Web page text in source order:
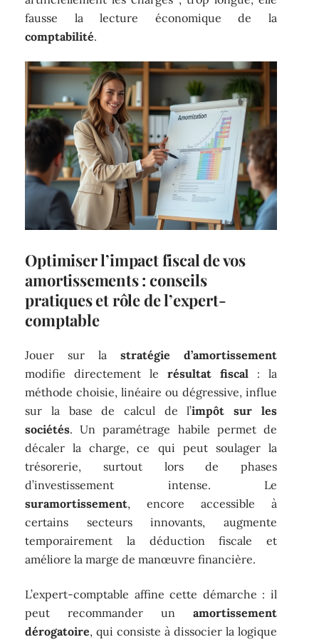
fausse la lecture économique de la
comptabilité.
Optimiser l’impact fiscal de vos
amortissements : conseils
pratiques et rôle de l’expert-
comptable
Jouer sur la stratégie d’amortissement
modifie directement le résultat fiscal: la
méthode choisie, linéaire ou dégressive, influe
sur la base de calcul de l’impôt sur les
sociétés. Un paramétrage habile permet de
décaler la charge, ce qui peut soulager la
trésorerie, surtout lors de phases
d’investissement intense. Le
suramortissement, encore accessible à
certains secteurs innovants, augmente
temporairement la déduction fiscale et
améliore la marge de manœuvre financière.
L’expert-comptable affine cette démarche : il
peut recommander un amortissement
dérogatoire, qui consiste à dissocier la logique